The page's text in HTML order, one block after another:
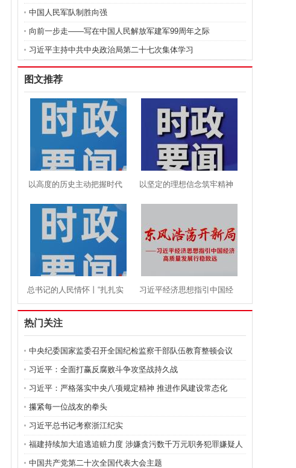
中国人民军队制胜向强
向前一步走——写在中国人民解放军建军99周年之际
习近平主持中共中央政治局第二十七次集体学习
图文推荐
以高度的历史主动把握时代
航向
以坚定的理想信念筑牢精神
总书记的人民情怀丨“扎扎实
实建设现代化产业体系”
习近平经济思想指引中国经
热门关注
中央纪委国家监委召开全国纪检监察干部队伍教育整顿会议
习近平：全面打赢反腐败斗争攻坚战持久战
习近平：严格落实中央八项规定精神 推进作风建设常态化
攥紧每一位战友的拳头
习近平总书记考察浙江纪实
福建持续加大追逃追赃力度 涉嫌贪污数千万元职务犯罪嫌疑人
落网
中国共产党第二十次全国代表大会主题